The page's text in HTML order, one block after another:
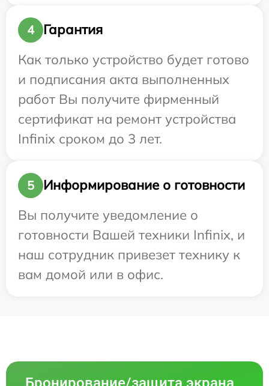
4
Гарантия
Как только устройство будет готово
и подписания акта выполненных
работ Вы получите фирменный
сертификат на ремонт устройства
Infinix сроком до 3 лет.
5
Информирование о готовности
Вы получите уведомление о
готовности Вашей техники Infinix, и
наш сотрудник привезет технику к
вам домой или в офис.